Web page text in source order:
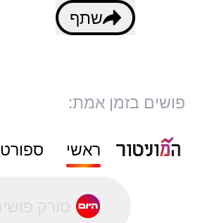
שתף
פושים בזמן אמת:
ראשי ספורט